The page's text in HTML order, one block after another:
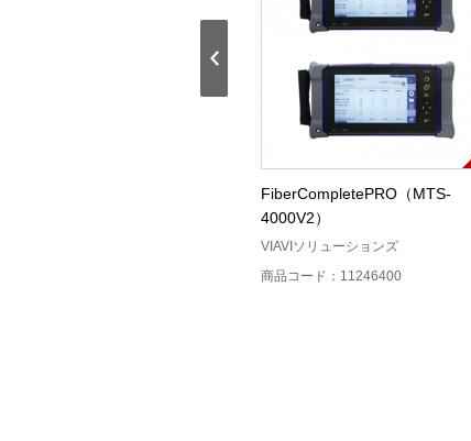
FiberCompletePRO（MTS-
4000V2）
VIAVIソリューションズ
商品コード：11246400